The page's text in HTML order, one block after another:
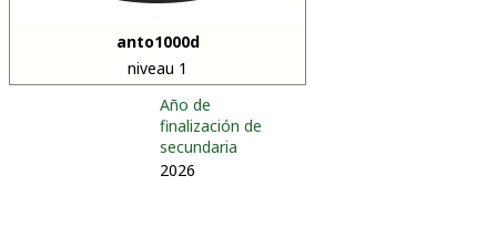
anto1000d
niveau 1
Año de
finalización de
secundaria
2026